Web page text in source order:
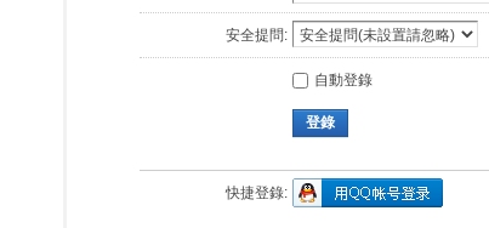
安全提問:
自動登錄
登錄
快捷登錄: